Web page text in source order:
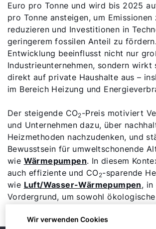
Euro pro Tonne und wird bis 2025
pro Tonne ansteigen, um Emissionen
reduzieren und Investitionen in
geringerem fossilen Anteil zu
Entwicklung beeinflusst nicht nur
Industrieunternehmen, sondern wirkt
direkt auf private Haushalte aus –
im Bereich Heizung und
Der steigende CO2-Preis motiviert
und Unternehmen dazu, über
Heizmethoden nachzudenken, und
Bewusstsein für umweltschonende
wie Wärmepumpen. In diesem
auch effiziente und CO2-sparende
wie Luft/Wasser-Wärmepumpen, in
Vordergrund, um sowohl
Wir verwenden Cookies